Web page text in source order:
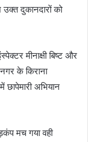
उक्त दुकानदारों को
मीनाक्षी बिष्ट और
के किराना
छापेमारी अभियान
मच गया वही